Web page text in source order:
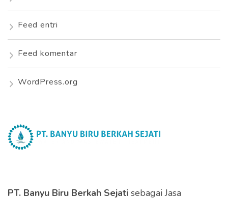
Feed entri
Feed komentar
WordPress.org
PT. Banyu Biru Berkah Sejati sebagai Jasa